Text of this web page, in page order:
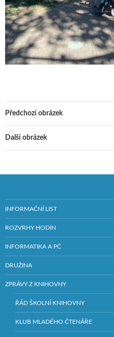
Předchozí obrázek
Další obrázek
INFORMAČNÍ LIST
ROZVRHY HODIN
INFORMATIKA A PČ
DRUŽINA
ZPRÁVY Z KNIHOVNY
ŘÁD ŠKOLNÍ KNIHOVNY
KLUB MLADÉHO ČTENÁŘE